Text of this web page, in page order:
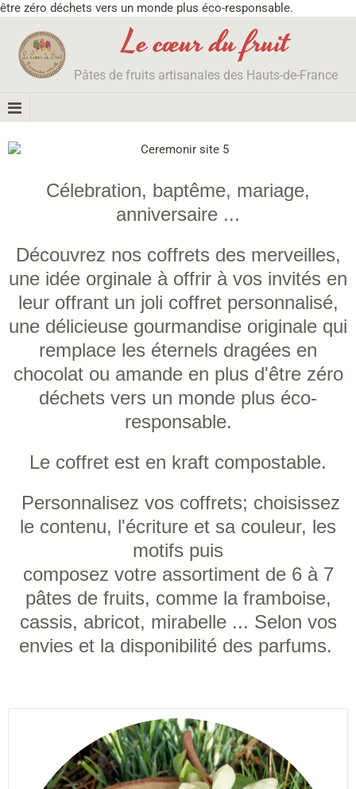
être zéro déchets vers un monde plus éco-responsable.
Le cœur du fruit
Pâtes de fruits artisanales des Hauts-de-France
Célebration, baptême, mariage,
anniversaire ...
Découvrez nos coffrets des merveilles,
une idée orginale à offrir à vos invités en
leur offrant un joli coffret personnalisé,
une délicieuse gourmandise originale qui
remplace les éternels dragées en
chocolat ou amande en plus d'être zéro
déchets vers un monde plus éco-
responsable.
Le coffret est en kraft compostable.
Personnalisez vos coffrets; choisissez
le contenu, l'écriture et sa couleur, les
motifs puis
composez votre assortiment de 6 à 7
pâtes de fruits, comme la framboise,
cassis, abricot, mirabelle ... Selon vos
envies et la disponibilité des parfums.